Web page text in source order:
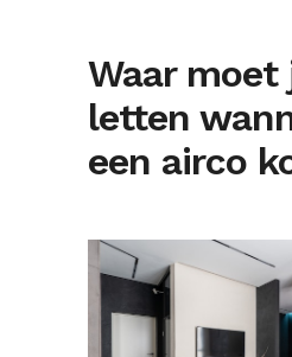
Waar moet
letten
een airco